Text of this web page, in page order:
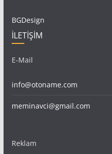
BGDesign
İLETİŞİM
E-Mail
info@otoname.com
meminavci@gmail.com
Reklam